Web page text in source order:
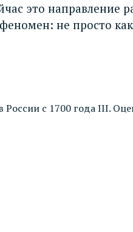
это направление
не просто
с 1700 года III.